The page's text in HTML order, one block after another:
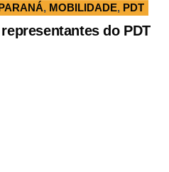
, MOBILIDADE, PDT
do PDT